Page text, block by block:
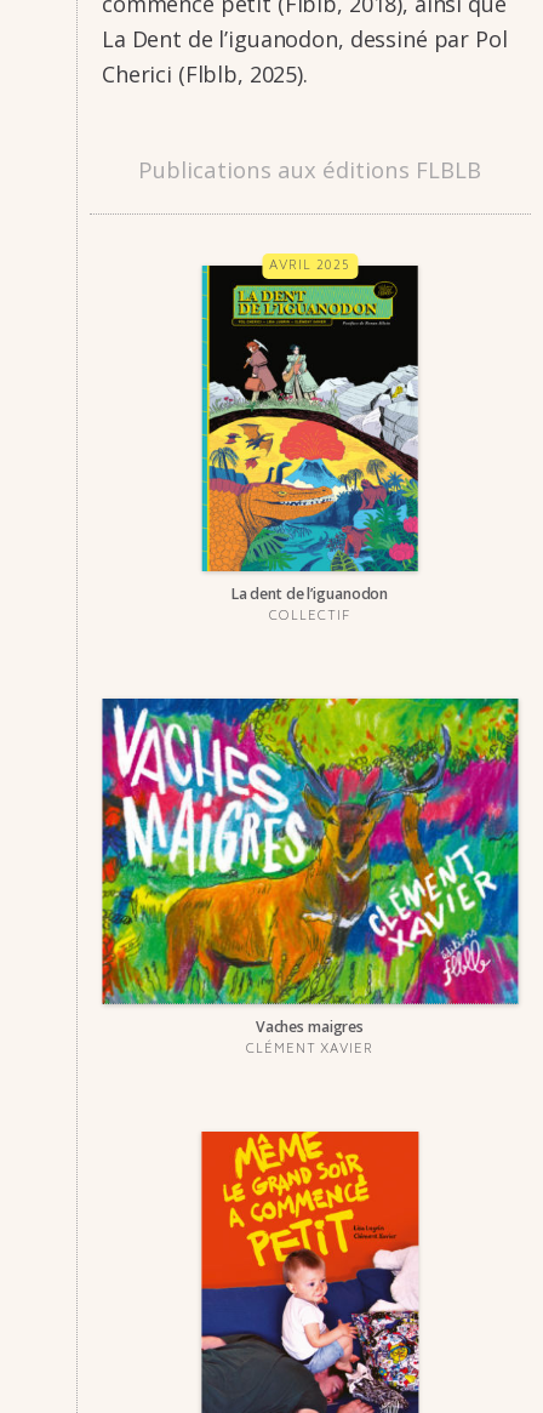
La Dent de l’igua­no­don, dessiné par Pol
Cherici (Flblb, 2025).
Publications aux éditions FLBLB
La dent de l’igua­­no­­don
COLLECTIF
AVRIL 2025
Vaches maigres
CLÉMENT XAVIER